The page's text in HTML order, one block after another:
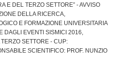
E DEL TERZO SETTORE” - AVVISO
DELLA RICERCA,
E FORMAZIONE UNIVERSITARIA
DAGLI EVENTI SISMICI 2016,
SETTORE - CUP:
SCIENTIFICO: PROF. NUNZIO